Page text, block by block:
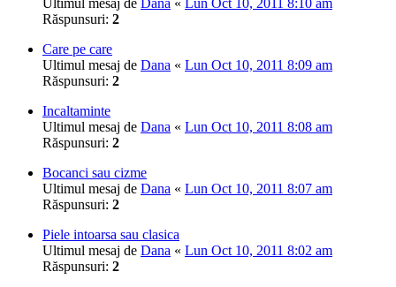
Răspunsuri: 2
Care pe care
Ultimul mesaj de Dana « Lun Oct 10, 2011 8:09 am
Răspunsuri: 2
Incaltaminte
Ultimul mesaj de Dana « Lun Oct 10, 2011 8:08 am
Răspunsuri: 2
Bocanci sau cizme
Ultimul mesaj de Dana « Lun Oct 10, 2011 8:07 am
Răspunsuri: 2
Piele intoarsa sau clasica
Ultimul mesaj de Dana « Lun Oct 10, 2011 8:02 am
Răspunsuri: 2